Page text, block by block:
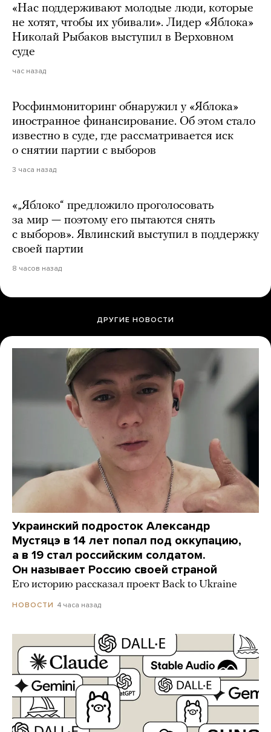
«Нас поддерживают молодые люди, которые
не хотят, чтобы их убивали». Лидер «Яблока»
Николай Рыбаков выступил в Верховном
суде
час назад
Росфинмониторинг обнаружил у «Яблока»
иностранное финансирование. Об этом стало
известно в суде, где рассматривается иск
о снятии партии с выборов
3 часа назад
«„Яблоко“ предложило проголосовать
за мир — поэтому его пытаются снять
с выборов». Явлинский выступил в поддержку
своей партии
8 часов назад
ДРУГИЕ НОВОСТИ
Украинский подросток Александр
Мустяцэ в 14 лет попал под оккупацию,
а в 19 стал российским солдатом.
Он называет Россию своей страной
Его историю рассказал проект Back to Ukraine
НОВОСТИ 4 часа назад